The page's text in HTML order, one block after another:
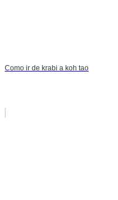
Como ir de krabi a koh tao